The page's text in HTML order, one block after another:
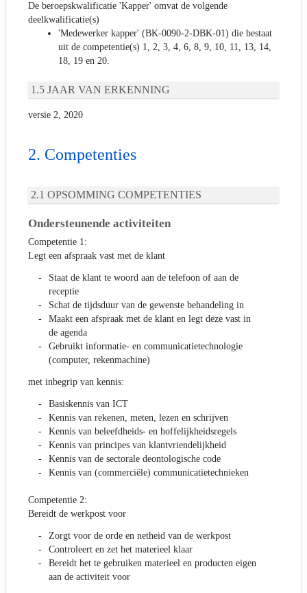
De beroepskwalificatie 'Kapper' omvat de volgende
deelkwalificatie(s)
'Medewerker kapper' (BK-0090-2-DBK-01) die bestaat
uit de competentie(s) 1, 2, 3, 4, 6, 8, 9, 10, 11, 13, 14,
18, 19 en 20.
JAAR VAN ERKENNING
versie 2, 2020
Competenties
OPSOMMING COMPETENTIES
Ondersteunende activiteiten
Competentie 1:
Legt een afspraak vast met de klant
Staat de klant te woord aan de telefoon of aan de
receptie
Schat de tijdsduur van de gewenste behandeling in
Maakt een afspraak met de klant en legt deze vast in
de agenda
Gebruikt informatie- en communicatietechnologie
(computer, rekenmachine)
met inbegrip van kennis:
Basiskennis van ICT
Kennis van rekenen, meten, lezen en schrijven
Kennis van beleefdheids- en hoffelijkheidsregels
Kennis van principes van klantvriendelijkheid
Kennis van de sectorale deontologische code
Kennis van (commerciële) communicatietechnieken
Competentie 2:
Bereidt de werkpost voor
Zorgt voor de orde en netheid van de werkpost
Controleert en zet het materieel klaar
Bereidt het te gebruiken materieel en producten eigen
aan de activiteit voor